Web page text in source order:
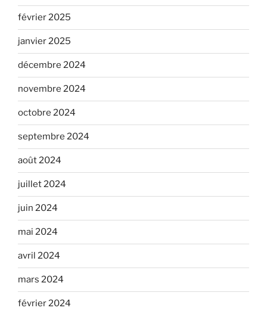
février 2025
janvier 2025
décembre 2024
novembre 2024
octobre 2024
septembre 2024
août 2024
juillet 2024
juin 2024
mai 2024
avril 2024
mars 2024
février 2024